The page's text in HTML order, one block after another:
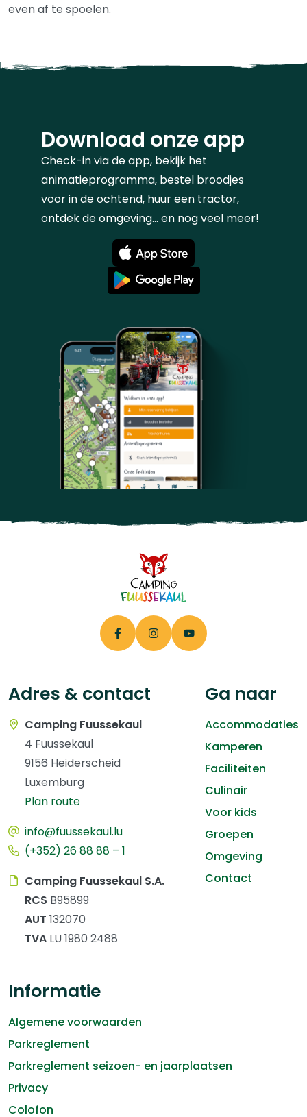
even af te spoelen.
Download onze app
Check-in via de app, bekijk het
animatieprogramma, bestel broodjes
voor in de ochtend, huur een tractor,
ontdek de omgeving... en nog veel meer!
Adres & contact
Camping Fuussekaul
4 Fuussekaul
9156 Heiderscheid
Luxemburg
Plan route
info@fuussekaul.lu
(+352) 26 88 88 – 1
Camping Fuussekaul S.A.
RCS B95899
AUT 132070
TVA LU 1980 2488
Ga naar
Accommodaties
Kamperen
Faciliteiten
Culinair
Voor kids
Groepen
Omgeving
Contact
Informatie
Algemene voorwaarden
Parkreglement
Parkreglement seizoen- en jaarplaatsen
Privacy
Colofon